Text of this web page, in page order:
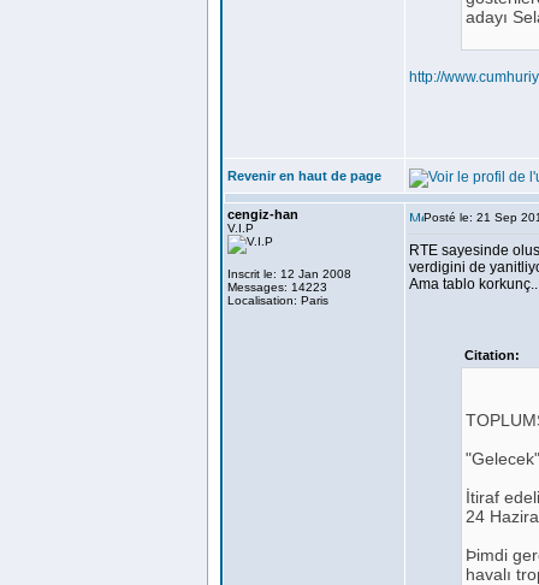
adayı
http://
Revenir en haut de page
cengiz-han
V.I.P
Inscrit le: 12 Jan 2008
Messages: 14223
Localisation: Paris
Posté le: 21 Sep
RTE sayesinde
verdigini de
Ama tablo
Citation:
İtiraf
24
Þimdi
havalı